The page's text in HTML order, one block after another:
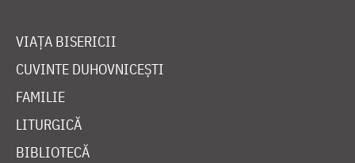
VIAȚA BISERICII
CUVINTE DUHOVNICEȘTI
FAMILIE
LITURGICĂ
BIBLIOTECĂ